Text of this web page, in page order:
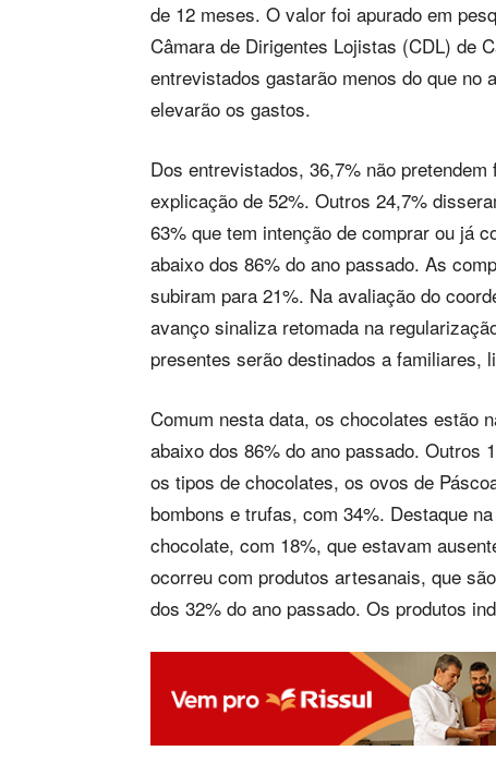
de 12 meses. O valor foi apurado em
Câmara de Dirigentes Lojistas (CDL) de
entrevistados gastarão menos do que no
elevarão os gastos.
Dos entrevistados, 36,7% não
explicação de 52%. Outros 24,7%
63% que tem intenção de comprar ou já
abaixo dos 86% do ano passado. As
subiram para 21%. Na avaliação do
avanço sinaliza retomada na
presentes serão destinados a familiares,
Comum nesta data, os chocolates estão
abaixo dos 86% do ano passado.
os tipos de chocolates, os ovos de
bombons e trufas, com 34%. Destaque
chocolate, com 18%, que estavam
ocorreu com produtos artesanais, que
dos 32% do ano passado. Os produtos